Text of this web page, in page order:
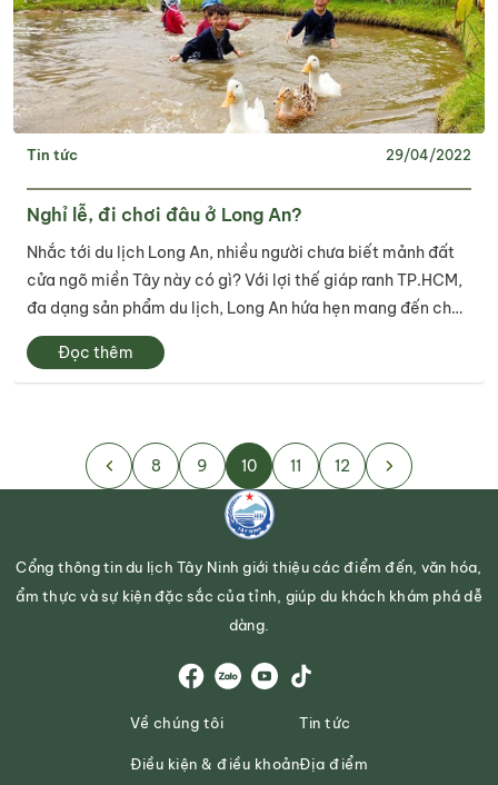
Tin tức 29/04/2022
Nghỉ lễ, đi chơi đâu ở Long An?
Nhắc tới du lịch Long An, nhiều người chưa biết mảnh đất
cửa ngõ miền Tây này có gì? Với lợi thế giáp ranh TP.HCM,
đa dạng sản phẩm du lịch, Long An hứa hẹn mang đến cho
du khách những trải nghiệm thú vị với nhiều lựa chọn trong
dịp lễ 30/4, 01/5...
Đọc thêm
8 9 10 11 12
Cổng thông tin du lịch Tây Ninh giới thiệu các điểm đến, văn hóa,
ẩm thực và sự kiện đặc sắc của tỉnh, giúp du khách khám phá dễ
dàng.
Về chúng tôi
Điều kiện & điều khoản
Tin tức
Địa điểm